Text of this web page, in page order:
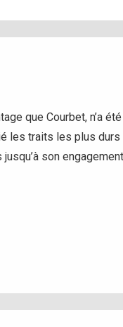
que Courbet, n’a
les traits les plus
son